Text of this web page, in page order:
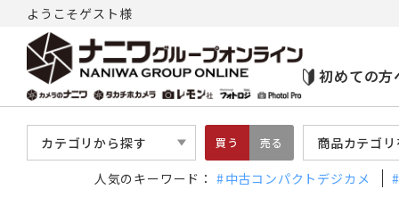
ようこそゲスト様
初めての方
カテゴリから探す 買う 売る 商品カテゴ
人気のキーワード： 中古コンパクトデジカメ